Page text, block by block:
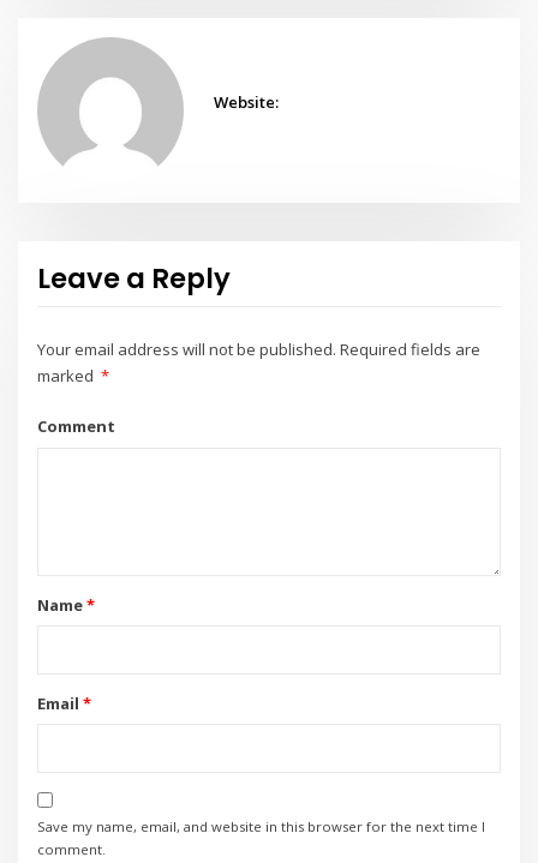
Website:
Leave a Reply
Your email address will not be published. Required fields are
marked *
Comment
Name*
Email *
Save my name, email, and website in this browser for the next time I
comment.